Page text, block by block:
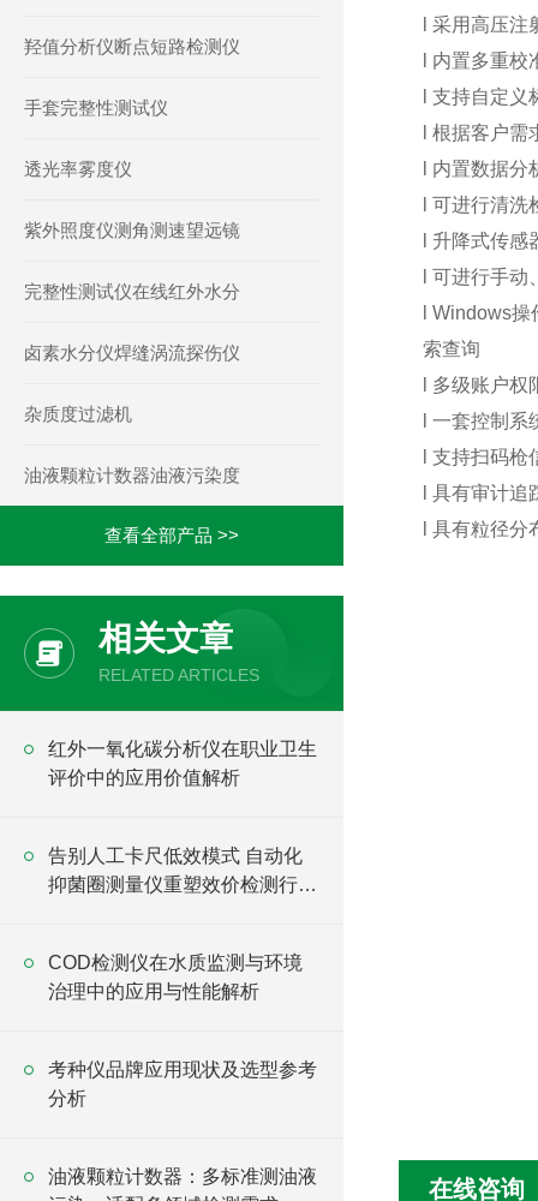
l 采用高压
l 内置多重
l 支持自定
l 根据客户
l 内置数据
l 可进行清
l 升降式传
l 可进行手
l Windows
索查询
l 多级账户
l 一套控制
l 支持扫码
l 具有审计追
l 具有粒径
在线咨询
羟值分析仪断点短路检测仪
手套完整性测试仪
透光率雾度仪
紫外照度仪测角测速望远镜
完整性测试仪在线红外水分
卤素水分仪焊缝涡流探伤仪
杂质度过滤机
油液颗粒计数器油液污染度
查看全部产品 >>
相关文章
RELATED ARTICLES
红外一氧化碳分析仪在职业卫生
评价中的应用价值解析
告别人工卡尺低效模式 自动化
抑菌圈测量仪重塑效价检测行业
COD检测仪在水质监测与环境
治理中的应用与性能解析
考种仪品牌应用现状及选型参考
分析
油液颗粒计数器：多标准测油液